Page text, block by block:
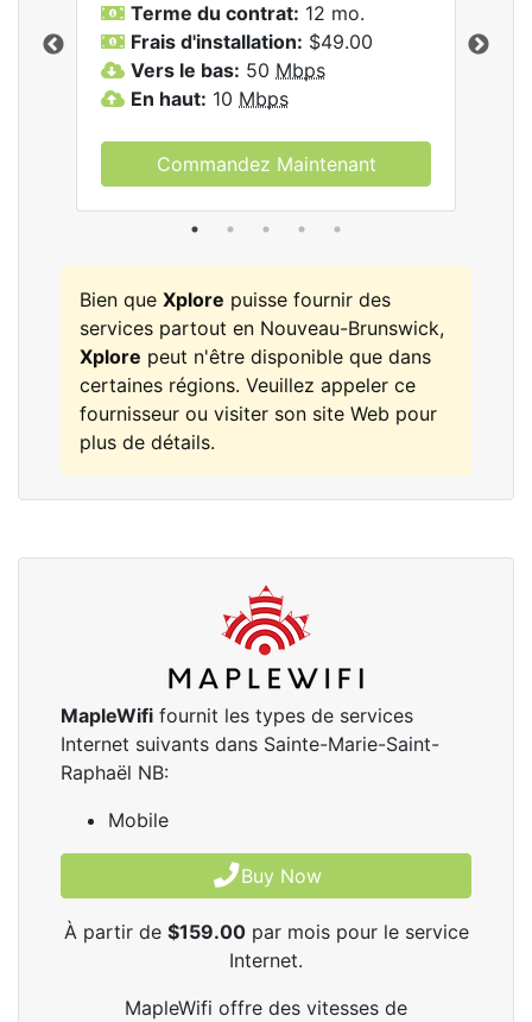
Terme du contrat: 12 mo.
Frais d'installation: $49.00
Vers le bas: 50 Mbps
En haut: 10 Mbps
Commandez Maintenant
Bien que Xplore puisse fournir des
services partout en Nouveau-Brunswick,
Xplore peut n'être disponible que dans
certaines régions. Veuillez appeler ce
fournisseur ou visiter son site Web pour
plus de détails.
MapleWifi fournit les types de services
Internet suivants dans Sainte-Marie-Saint-
Raphaël NB:
Mobile
Buy Now
À partir de $159.00par mois pour le service
Internet.
MapleWifi offre des vitesses de